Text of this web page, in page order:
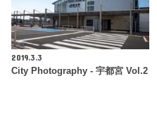
2019.3.3
City Photography - 宇都宮 Vol.2